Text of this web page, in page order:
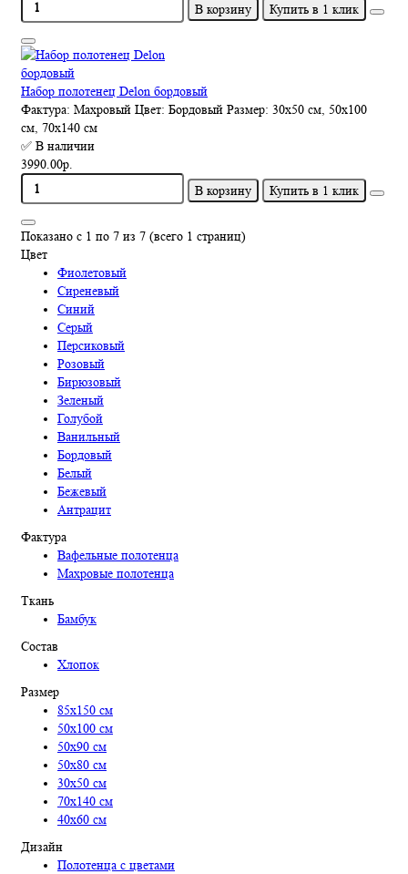
В корзину
Купить в 1 клик
Набор полотенец Delon бордовый
Фактура: Махровый Цвет: Бордовый Размер: 30х50 см, 50х100
см, 70х140 см
✅ В наличии
3990.00р.
В корзину
Купить в 1 клик
Показано с 1 по 7 из 7 (всего 1 страниц)
Цвет
Фиолетовый
Сиреневый
Синий
Серый
Персиковый
Розовый
Бирюзовый
Зеленый
Голубой
Ванильный
Бордовый
Белый
Бежевый
Антрацит
Фактура
Вафельные полотенца
Махровые полотенца
Ткань
Бамбук
Состав
Хлопок
Размер
85х150 см
50х100 см
50х90 см
50х80 см
30х50 см
70х140 см
40х60 см
Дизайн
Полотенца с цветами